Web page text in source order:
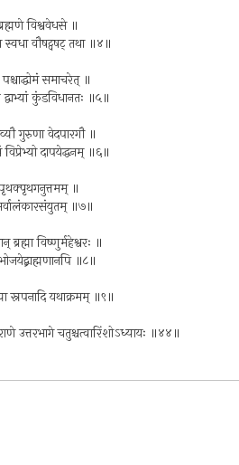
विश्ववेधसे ॥
स्वधा वौषट्वषट् तथा ॥४॥
समाचरेत् ॥
द्वाभ्यां कुंडविधानतः ॥५॥
गुरुणा वेदपारगौ ॥
विप्रेभ्यो दापयेद्धनम् ॥६॥
पृथक्पृथगनुत्तमम् ॥
॥७॥
ब्रह्मा विष्णुर्महेश्वरः ॥
॥८॥
स्नपनादि यथाक्रमम् ॥९॥
उत्तरभागे चतुश्चत्वारिंशोऽध्यायः ॥४४॥